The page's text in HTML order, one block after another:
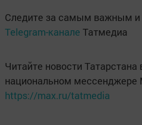
Следите за самым важным и
Telegram-канале Татмедиа
Читайте новости Татарстана
национальном мессенджере
https://max.ru/tatmedia